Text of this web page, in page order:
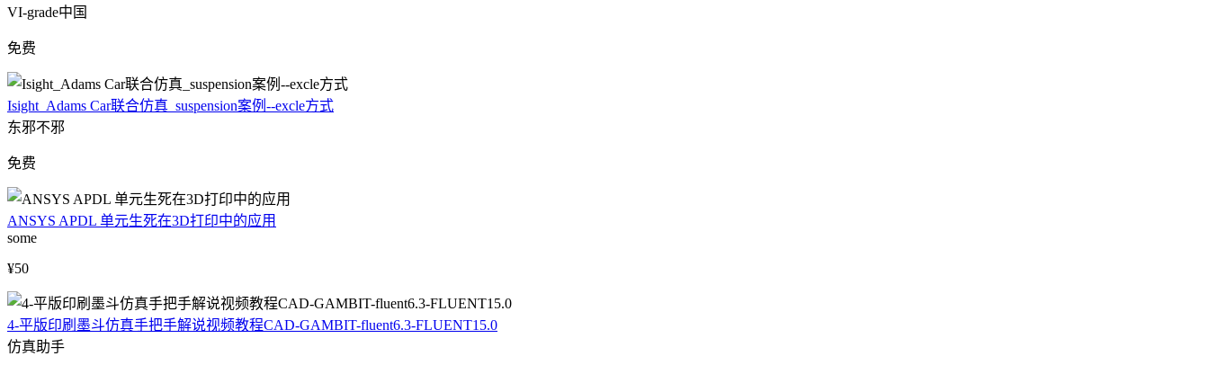
VI-grade中国
免费
Isight_Adams Car联合仿真_suspension案例--excle方式
东邪不邪
免费
ANSYS APDL 单元生死在3D打印中的应用
some
¥50
4-平版印刷墨斗仿真手把手解说视频教程CAD-GAMBIT-fluent6.3-FLUENT15.0
仿真助手